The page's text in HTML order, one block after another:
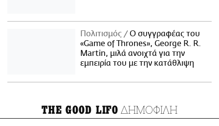
Πολιτισμός
Ο συγγραφέας του
«Game of Thrones», George R. R.
Martin, μιλά ανοιχτά για την
εμπειρία του με την κατάθλιψη
THE GOOD LIFO ΔΗΜΟΦΙΛΗ